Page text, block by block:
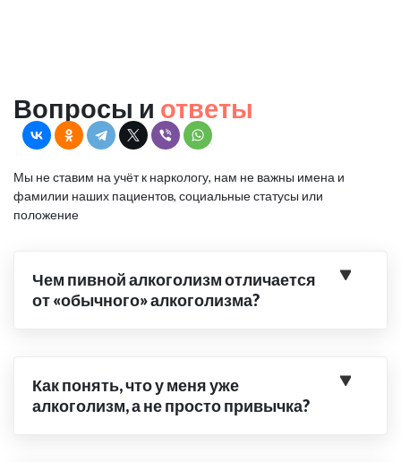
Вопросы и ответы
Мы не ставим на учёт к наркологу, нам не важны имена и
фамилии наших пациентов, социальные статусы или
положение
Чем пивной алкоголизм отличается
от «обычного» алкоголизма?
Как понять, что у меня уже
алкоголизм, а не просто привычка?